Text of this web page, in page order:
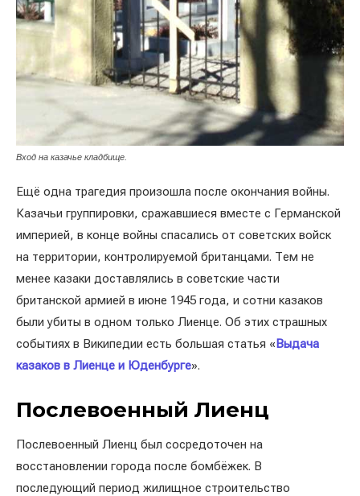
Вход на казачье кладбище.
Ещё одна трагедия произошла после окончания войны.
Казачьи группировки, сражавшиеся вместе с Германской
империей, в конце войны спасались от советских войск
на территории, контролируемой британцами. Тем не
менее казаки доставлялись в советские части
британской армией в июне 1945 года, и сотни казаков
были убиты в одном только Лиенце. Об этих страшных
событиях в Википедии есть большая статья «Выдача
казаков в Лиенце и Юденбурге».
Послевоенный Лиенц
Послевоенный Лиенц был сосредоточен на
восстановлении города после бомбёжек. В
последующий период жилищное строительство